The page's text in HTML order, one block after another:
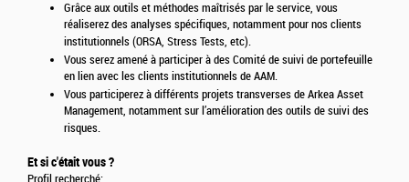
Grâce aux outils et méthodes maîtrisés par le service, vous
réaliserez des analyses spécifiques, notamment pour nos clients
institutionnels (ORSA, Stress Tests, etc).
Vous serez amené à participer à des Comité de suivi de portefeuille
en lien avec les clients institutionnels de AAM.
Vous participerez à différents projets transverses de Arkea Asset
Management, notamment sur l’amélioration des outils de suivi des
risques.
Et si c'était vous ?
Profil recherché: